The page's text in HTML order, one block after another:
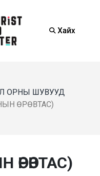
Хайх
ОРНЫ ШУВУУД
ӨРӨВТАС)
ӨРӨВТАС)